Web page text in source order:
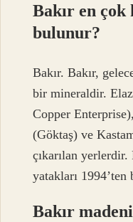
Bakır en
bulunur?
Bakır. Bakır,
bir mineraldir.
Copper
(Göktaş) ve
çıkarılan
yatakları
Bakır